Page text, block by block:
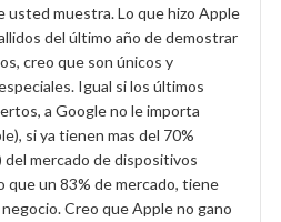
muestra. Lo que hizo Apple
del último año de demostrar
creo que son únicos y
Igual si los últimos
a Google no le importa
si ya tienen mas del 70%
mercado de dispositivos
un 83% de mercado, tiene
Creo que Apple no gano